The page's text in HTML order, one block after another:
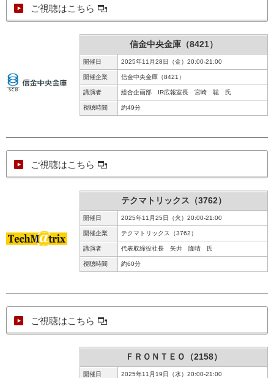
ご視聴はこちら
信金中央金庫（8421）
開催日 2025年11月28日（金）20:00-21:00
開催企業 信金中央金庫（8421）
講演者 総合企画部 IR広報室長 宮崎 聡 氏
視聴時間 約49分
ご視聴はこちら
テクマトリックス（3762）
開催日 2025年11月25日（火）20:00-21:00
開催企業 テクマトリックス（3762）
講演者 代表取締役社長 矢井 隆晴 氏
視聴時間 約60分
ご視聴はこちら
ＦＲＯＮＴＥＯ（2158）
開催日 2025年11月19日（水）20:00-21:00